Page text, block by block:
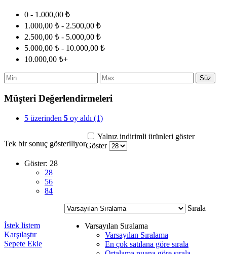
0 - 1.000,00 ₺
1.000,00 ₺ - 2.500,00 ₺
2.500,00 ₺ - 5.000,00 ₺
5.000,00 ₺ - 10.000,00 ₺
10.000,00 ₺+
Süz
Müşteri Değerlendirmeleri
5 üzerinden 5 oy aldı (1)
Tek bir sonuç gösteriliyor
Yalnız indirimli ürünleri göster
Göster
Göster: 28
28
56
84
Sırala
Varsayılan Sıralama
Varsayılan Sıralama
En çok satılana göre sırala
İstek listem
Karşılaştır
Sepete Ekle